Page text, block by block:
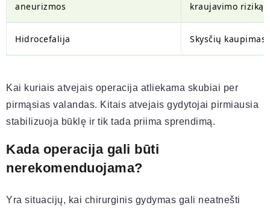
aneurizmos
kraujavimo riziką
Hidrocefalija Skysčių
Kai kuriais atvejais operacija atliekama skubiai per
pirmąsias valandas. Kitais atvejais gydytojai pirmiausia
stabilizuoja būklę ir tik tada priima sprendimą.
Kada operacija gali būti
nerekomenduojama?
Yra situacijų, kai chirurginis gydymas gali neatnešti